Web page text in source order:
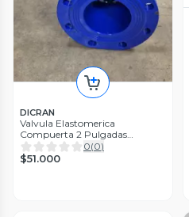
DICRAN
Valvula Elastomerica
Compuerta 2 Pulgadas
(50mm)
0(0)
$51.000